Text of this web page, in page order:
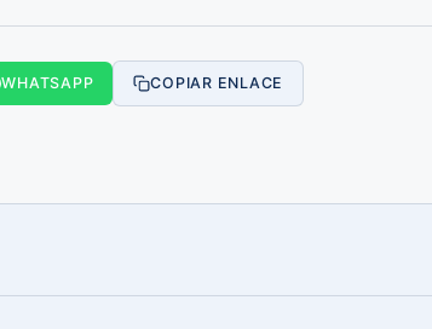
WHATSAPP COPIAR ENLACE